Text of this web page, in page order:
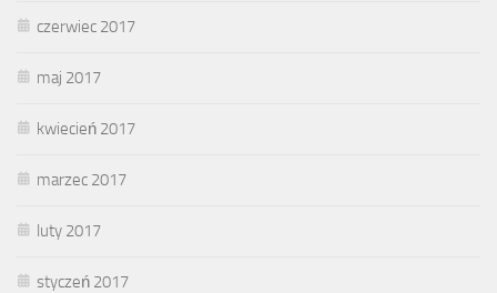
czerwiec 2017
maj 2017
kwiecień 2017
marzec 2017
luty 2017
styczeń 2017